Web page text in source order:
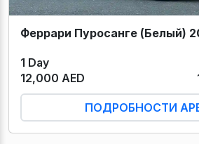
Феррари Пуросанге (Белый)
1 Day
12,000 AED
ПОДРОБНОСТИ